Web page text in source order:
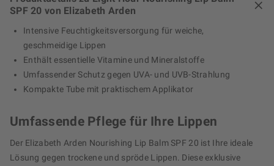
SPF 20 von Elizabeth Arden
Intensive Feuchtigkeitsversorgung für weiche,
geschmeidige Lippen
Enthält essentielle Vitamine und Mineralstoffe
Umfassender Schutz gegen UVA- und UVB-Strahlung
Kompakte Tube mit praktischem Applikator
Umfassende Pflege für Ihre Lippen
Der Elizabeth Arden Nourishing Lip Balm SPF 20 ist Ihre ideale
Lösung gegen trockene und spröde Lippen. Diese exklusive